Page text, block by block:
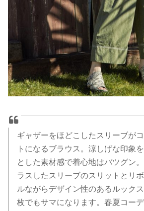
ギャザーをほどこしたスリーブが
トになるブラウス。涼しげな印象
とした素材感で着心地はバツグン
ラスしたスリーブのスリットとリ
ルながらデザイン性のあるルック
枚でもサマになります。春夏コー